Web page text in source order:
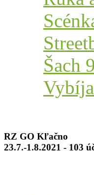
Šach
RZ GO Kľačno
23.7.-1.8.2021 - 103